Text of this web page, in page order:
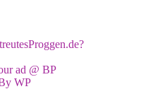
ad @ BP
WP